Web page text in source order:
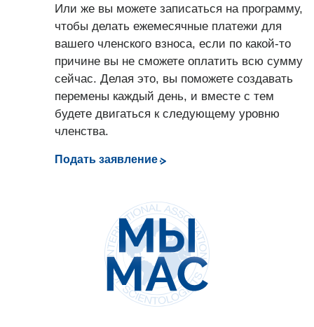
Или же вы можете записаться на программу,
чтобы делать ежемесячные платежи для
вашего членского взноса, если по какой-то
причине вы не сможете оплатить всю сумму
сейчас. Делая это, вы поможете создавать
перемены каждый день, и вместе с тем
будете двигаться к следующему уровню
членства.
Подать заявление